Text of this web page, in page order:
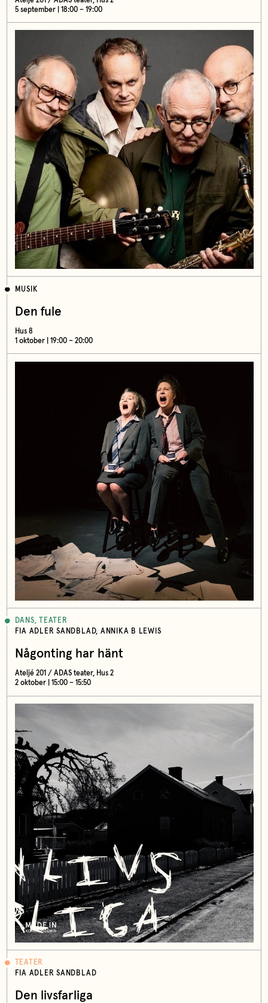
5 september | 18:00 – 19:00
MUSIK
Den fule
Hus 8
1 oktober | 19:00 – 20:00
DANS, TEATER
FIA ADLER SANDBLAD, ANNIKA B LEWIS
Någonting har hänt
Ateljé 201 / ADAS teater, Hus 2
2 oktober | 15:00 – 15:50
TEATER
FIA ADLER SANDBLAD
Den livsfarliga